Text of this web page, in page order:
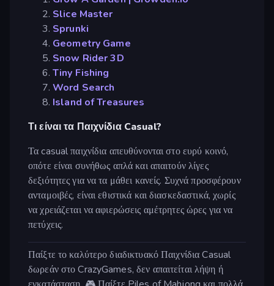
Slice Master
Sprunki
Geometry Game
Snow Rider 3D
Tiny Fishing
Word Search
Island of Treasures
Τι είναι τα Παιχνίδια Casual?
Τα casual παιχνίδια απευθύνονται στο ευρύ κοινό,
οπότε είναι συνήθως απλά και απαιτούν λίγες
δεξιότητες για να τα μάθει κανείς. Συχνά προσφέρουν
ανταμοιβές, είναι εθιστικά και διασκεδαστικά, χωρίς
να χρειάζεται να αφιερώσεις αμέτρητες ώρες για να
πετύχεις.
Παίξτε το καλύτερο διαδικτυακό Παιχνίδια Casual
δωρεάν στο CrazyGames, δεν απαιτείται λήψη ή